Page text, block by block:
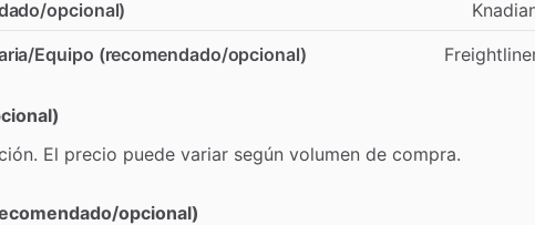
opcional)
Equipo (recomendado/opcional)
El precio puede variar según volumen de compra.
opcional)